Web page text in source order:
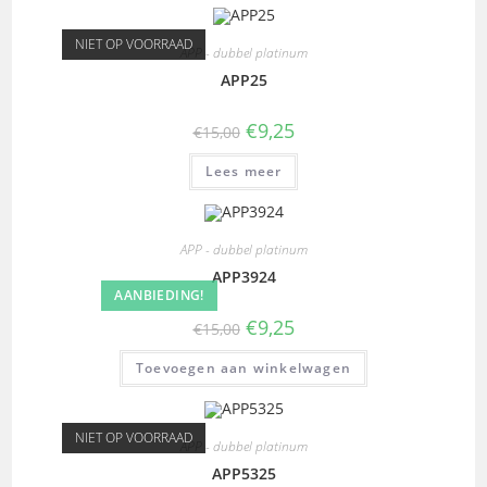
NIET OP VOORRAADAPP - dubbel platinum
APP25
€15,00 €9,25
Lees meer
AANBIEDING!
APP - dubbel platinum
APP3924
€15,00 €9,25
Toevoegen aan winkelwagen
NIET OP VOORRAADAPP - dubbel platinum
APP5325